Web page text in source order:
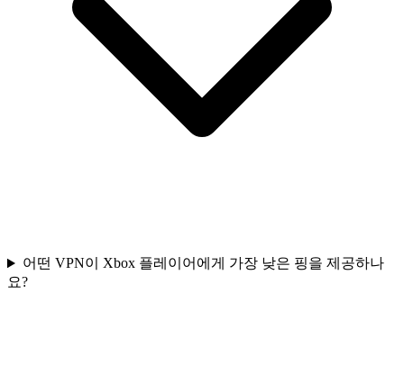
어떤 VPN이 Xbox 플레이어에게 가장 낮은 핑을 제공하나
요?